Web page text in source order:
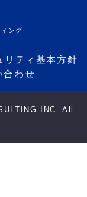
ング
リティ基本方針
合わせ
INC. All